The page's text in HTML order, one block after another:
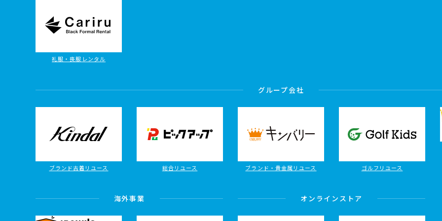
礼服・喪服レンタル
グループ会社
ブランド古着リユース 総合リユース ブランド・貴金属リユース ゴルフリユース
海外事業 オンラインストア